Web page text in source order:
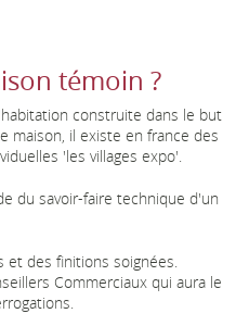
témoin ?
construite dans le but
maison, il existe en france des
'les villages expo'.
du savoir-faire technique d'un
et des finitions soignées.
Commerciaux qui aura le